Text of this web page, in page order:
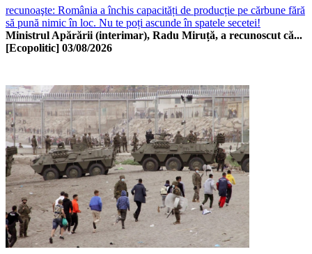
recunoaşte: România a închis capacități de producție pe cărbune fără
să pună nimic în loc. Nu te poți ascunde în spatele secetei!
Ministrul Apărării (interimar), Radu Miruță, a recunoscut că...
[Ecopolitic] 03/08/2026